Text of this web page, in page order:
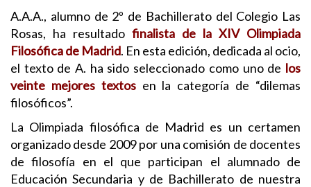
A.A.A., alumno de 2º de Bachillerato del Colegio Las
Rosas, ha resultado finalista de la XIV Olimpiada
Filosófica de Madrid. En esta edición, dedicada al ocio,
el texto de A. ha sido seleccionado como uno de los
veinte mejores textosen la categoría de “dilemas
filosóficos”.
La Olimpiada filosófica de Madrid es un certamen
organizado desde 2009 por una comisión de docentes
de filosofía en el que participan el alumnado de
Educación Secundaria y de Bachillerato de nuestra